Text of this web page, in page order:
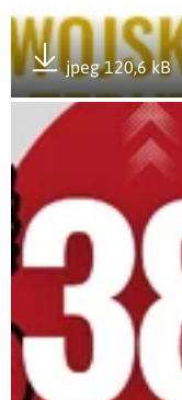
jpeg 120,6 kB
Pobierz załącznik
Otwórz załącznik